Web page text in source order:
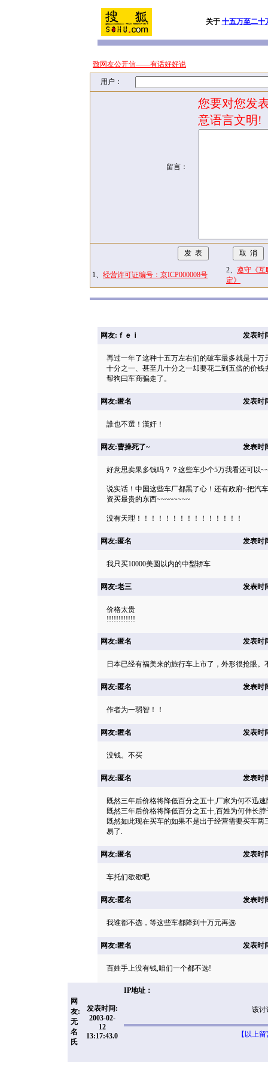
关于 十五万至二十
致网友公开信——有话好好说
用户：
留言：
您要对您发
意语言文明!
1、 经营许可证编号：京ICP000008号
2、 遵守《互
定》
网友:ｆｅｉ 发表时
再过一年了这种十五万左右们的破车最多就是十
十分之一、甚至几十分之一却要花二到五倍的价
帮狗曰车商骗走了。
网友:匿名 发表时
誰也不選！漢奸！
网友:曹操死了~ 发表时
好意思卖果多钱吗？？这些车少个5万我看还可以
说实话！中国这些车厂都黑了心！还有政府~把汽
资买最贵的东西~~~~~~~~
没有天理！！！！！！！！！！！！！！！
网友:匿名 发表时
我只买10000美圆以内的中型轿车
网友:老三 发表时
价格太贵
!!!!!!!!!!!!
网友:匿名 发表时
日本已经有福美来的旅行车上市了，外形很抢眼。
网友:匿名 发表时
作者为一弱智！！
网友:匿名 发表时
没钱。不买
网友:匿名 发表时
既然三年后价格将降低百分之五十,厂家为何不迅速
既然三年后价格将降低百分之五十,百姓为何伸长脖
既然如此现在买车的如果不是出于经营需要买车
易了.
网友:匿名 发表时
车托们歇歇吧
网友:匿名 发表时
我谁都不选，等这些车都降到十万元再选
网友:匿名 发表时
百姓手上没有钱,咱们一个都不选!
网
友:
无
名
氏
发表时间:
2003-02-
12
13:17:43.0
IP地址：
该讨
【以上